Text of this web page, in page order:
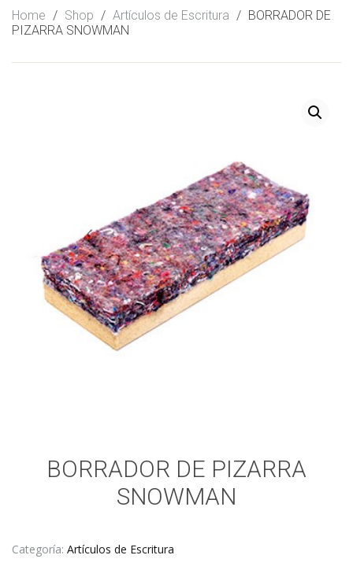
Home / Shop / Artículos de Escritura / BORRADOR DE
PIZARRA SNOWMAN
BORRADOR DE PIZARRA
SNOWMAN
Categoría: Artículos de Escritura